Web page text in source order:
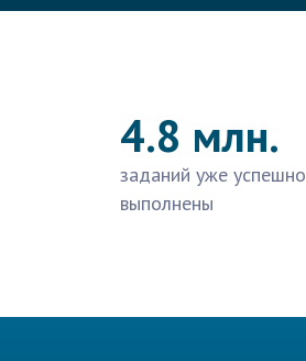
4.8 млн.
заданий уже успешно
выполнены